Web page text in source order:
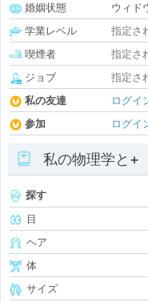
婚姻状態
ウィド
学業レベル
指定さ
喫煙者
指定さ
ジョブ
指定さ
私の友達
ログイ
参加
ログイ
私の物理学と+
探す
目
ヘア
体
サイズ